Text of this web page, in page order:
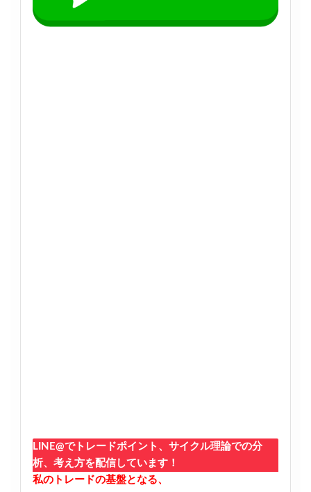
LINE@でトレードポイント、サイクル理論での分
析、考え方を配信しています！
私のトレードの基盤となる、